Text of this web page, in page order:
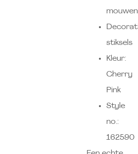
mouwen
stiksels
Kleur:
Cherry
Pink
Style
no.:
162590